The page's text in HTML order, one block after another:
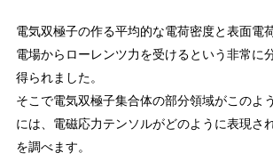
電気双極子の作る平均的な電荷密度と表面電
電場からローレンツ力を受けるという非常に
得られました。
そこで電気双極子集合体の部分領域がこのよ
には、電磁応力テンソルがどのように表現さ
を調べます。